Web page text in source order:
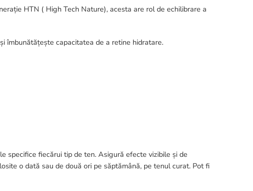
HTN ( High Tech Nature), acesta are rol de echilibrare a
îmbunătățește capacitatea de a retine hidratare.
specifice fiecărui tip de ten. Asigură efecte vizibile și de
o dată sau de două ori pe săptămână, pe tenul curat. Pot fi